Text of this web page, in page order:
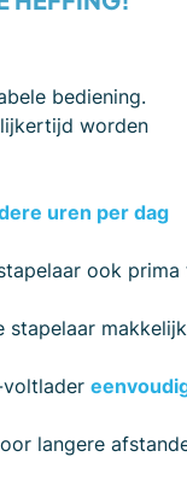
bediening.
worden
uren per dag
ook prima
stapelaar makkelijk
langere